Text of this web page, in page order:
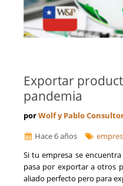
Exportar
pandemia
porWolf y Pablo
Hace 6 años
Si tu empresa se
pasa por exportar a otros
aliado perfecto pero para